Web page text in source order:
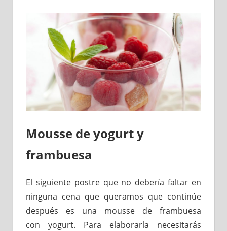
Mousse de yogurt y
frambuesa
El siguiente postre que no debería faltar en
ninguna cena que queramos que continúe
después es una mousse de frambuesa
con yogurt. Para elaborarla necesitarás